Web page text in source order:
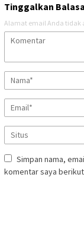
Tinggalkan
Alamat email Anda tidak
Simpan nama,
komentar saya